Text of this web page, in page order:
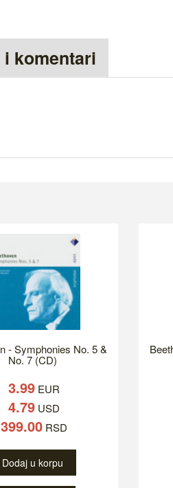
i komentari
- Symphonies No. 5 &
No. 7 (CD)
3.99 EUR
4.79 USD
399.00 RSD
Dodaj u korpu